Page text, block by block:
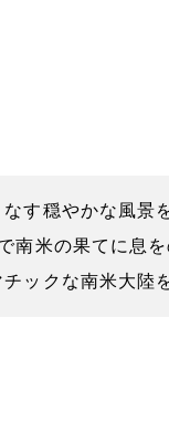
す穏やかな風
米の果てに息
ックな南米大陸